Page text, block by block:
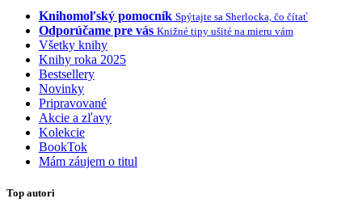
Knihomoľský pomocník Spýtajte sa Sherlocka, čo čítať
Odporúčame pre vás Knižné tipy ušité na mieru vám
Všetky knihy
Knihy roka 2025
Bestsellery
Novinky
Pripravované
Akcie a zľavy
Kolekcie
BookTok
Mám záujem o titul
Top autori